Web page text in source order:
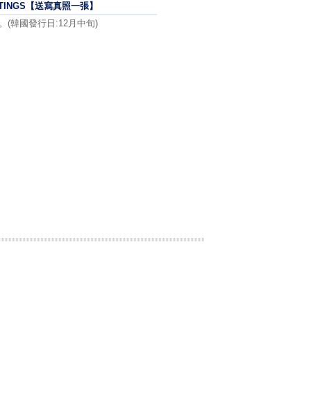
【送寫真照一張】
(韓國發行日:12月中旬)